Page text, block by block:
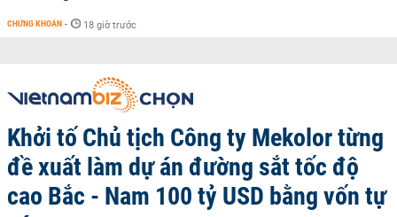
CHỨNG KHOÁN - 18 giờ trước
Khởi tố Chủ tịch Công ty Mekolor từng
đề xuất làm dự án đường sắt tốc độ
cao Bắc - Nam 100 tỷ USD bằng vốn tự